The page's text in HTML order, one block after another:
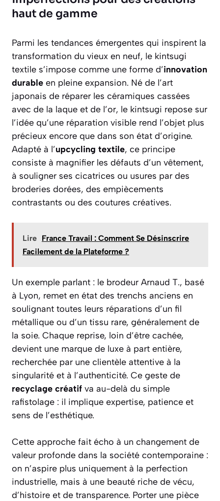
haut de gamme
Parmi les tendances émergentes qui inspirent la
transformation du vieux en neuf, le kintsugi
textile s’impose comme une forme d’innovation
durable en pleine expansion. Né de l’art
japonais de réparer les céramiques cassées
avec de la laque et de l’or, le kintsugi repose sur
l’idée qu’une réparation visible rend l’objet plus
précieux encore que dans son état d’origine.
Adapté à l’upcycling textile, ce principe
consiste à magnifier les défauts d’un vêtement,
à souligner ses cicatrices ou usures par des
broderies dorées, des empiècements
contrastants ou des coutures créatives.
Lire France Travail : Comment Se Désinscrire
Facilement de la Plateforme ?
Un exemple parlant : le brodeur Arnaud T., basé
à Lyon, remet en état des trenchs anciens en
soulignant toutes leurs réparations d’un fil
métallique ou d’un tissu rare, généralement de
la soie. Chaque reprise, loin d’être cachée,
devient une marque de luxe à part entière,
recherchée par une clientèle attentive à la
singularité et à l’authenticité. Ce geste de
recyclage créatif va au-delà du simple
rafistolage : il implique expertise, patience et
sens de l’esthétique.
Cette approche fait écho à un changement de
valeur profonde dans la société contemporaine :
on n’aspire plus uniquement à la perfection
industrielle, mais à une beauté riche de vécu,
d’histoire et de transparence. Porter une pièce